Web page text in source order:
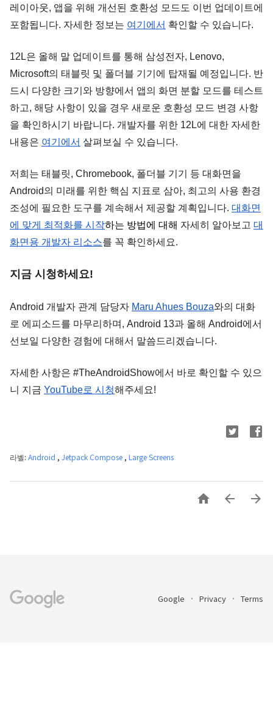
레이아웃, 앱을 위해 개선된 호환성 모드도 이번 업데이트에
포함됩니다. 자세한 정보는 여기에서 확인할 수 있습니다.
12L은 올해 말 업데이트를 통해 삼성전자, Lenovo,
Microsoft의 태블릿 및 폴더블 기기에 탑재될 예정입니다. 반
드시 다양한 크기와 방향에서 앱의 화면 분할 모드를 테스트
하고, 해당 사항이 있을 경우 새로운 호환성 모드 변경 사항
을 확인하시기 바랍니다. 개발자를 위한 12L에 대한 자세한
내용은 여기에서 살펴보실 수 있습니다.
저희는 태블릿, Chromebook, 폴더블 기기 등 대화면을
Android의 미래를 위한 핵심 지표로 삼아, 최고의 사용 환경
조성에 필요한 도구를 계속해서 제공할 계획입니다. 대화면
에 맞게 최적화를 시작하는 방법에 대해 자세히 알아보고 대
화면용 개발자 리소스를 꼭 확인하세요.
지금 시청하세요!
Android 개발자 관계 담당자 Maru Ahues Bouza와의 대화
로 에피소드를 마무리하며, Android 13과 올해 Android에서
선보일 다양한 경험에 대해서 말씀드리겠습니다.
자세한 사항은 #TheAndroidShow에서 바로 확인할 수 있으
니 지금 YouTube로 시청해주세요!
라벨: Android , Jetpack Compose , Large Screens
  
Google Privacy Terms